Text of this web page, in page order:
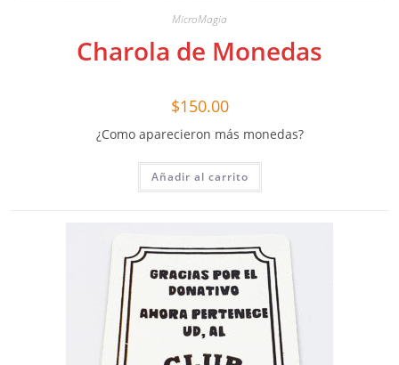
MicroMagia
Charola de Monedas
$150.00
¿Como aparecieron más monedas?
Añadir al carrito